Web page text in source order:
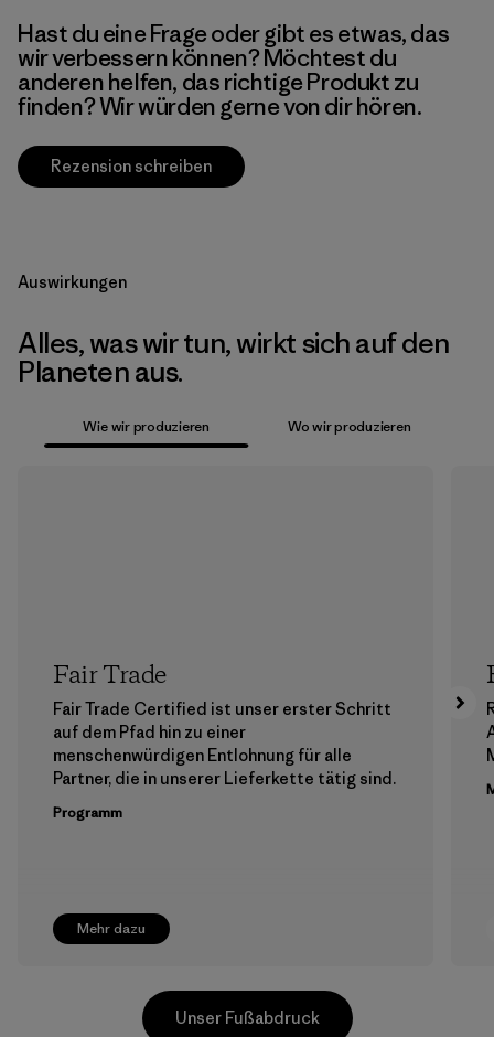
Hast du eine Frage oder gibt es etwas, das
wir verbessern können? Möchtest du
anderen helfen, das richtige Produkt zu
finden? Wir würden gerne von dir hören.
Rezension schreiben
Auswirkungen
Alles, was wir tun, wirkt sich auf den
Planeten aus.
Wie wir produzieren Wo wir produzieren
Mehr dazu
Fair Trade
Fair Trade Certified ist unser erster Schritt
auf dem Pfad hin zu einer
menschenwürdigen Entlohnung für alle
Partner, die in unserer Lieferkette tätig sind.
Programm
Unser Fußabdruck